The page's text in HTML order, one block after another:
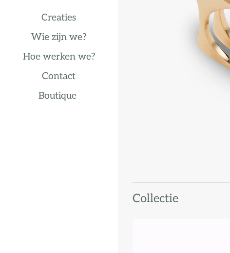
Creaties
Wie zijn we?
Hoe werken we?
Contact
Boutique
Collectie